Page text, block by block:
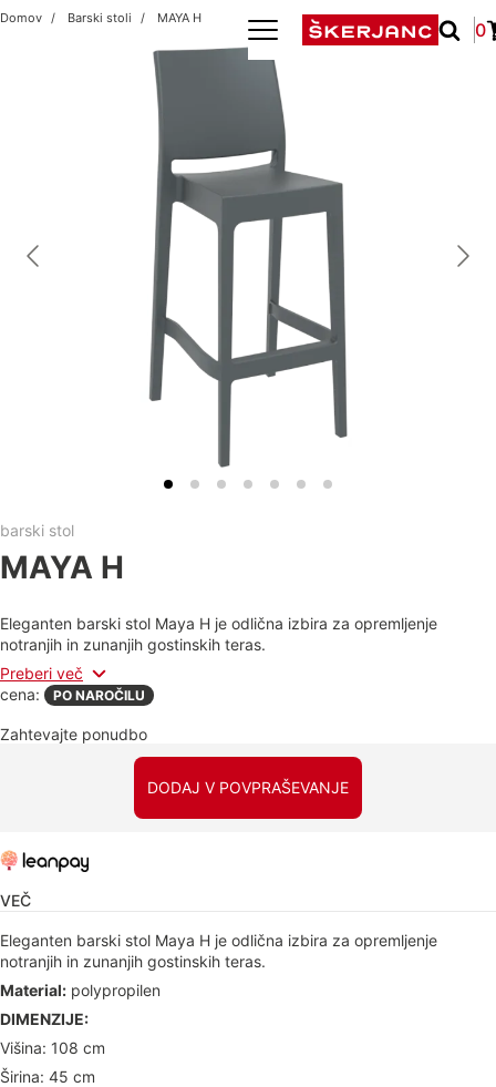
0
Domov Barski stoli MAYA H
barski stol
MAYA H
Eleganten barski stol Maya H je odlična izbira za opremljenje
notranjih in zunanjih gostinskih teras.
Preberi več
cena:
PO NAROČILU
Zahtevajte ponudbo
DODAJ V POVPRAŠEVANJE
VEČ
Eleganten barski stol Maya H je odlična izbira za opremljenje
notranjih in zunanjih gostinskih teras.
Material: polypropilen
DIMENZIJE:
Višina: 108 cm
Širina: 45 cm